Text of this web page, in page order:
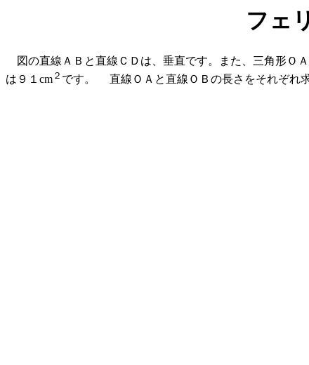
フェ
図の直線ＡＢと直線ＣＤは、垂直です。また、三角形Ｏ
は９１cm ２ です。 直線ＯＡと直線ＯＢの長さをそれぞれ求